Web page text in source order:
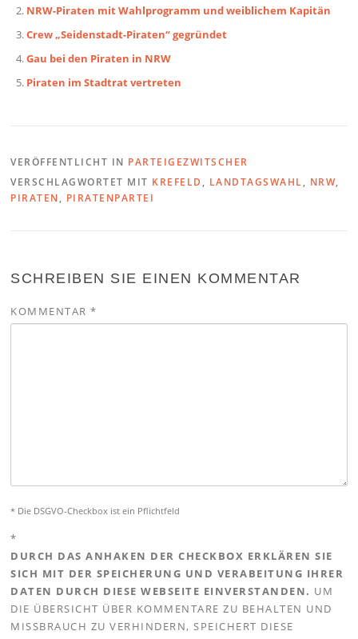
NRW-Piraten mit Wahlprogramm und weiblichem Kapitän
Crew „Seidenstadt-Piraten“ gegründet
Gau bei den Piraten in NRW
Piraten im Stadtrat vertreten
VERÖFFENTLICHT IN PARTEIGEZWITSCHER
VERSCHLAGWORTET MIT KREFELD , LANDTAGSWAHL, NRW,
PIRATEN, PIRATENPARTEI
SCHREIBEN SIE EINEN KOMMENTAR
KOMMENTAR*
* Die DSGVO-Checkbox ist ein Pflichtfeld
*
DURCH DAS ANHAKEN DER CHECKBOX ERKLÄREN SIE
SICH MIT DER SPEICHERUNG UND VERABEITUNG IHRER
DATEN DURCH DIESE WEBSEITE EINVERSTANDEN. UM
DIE ÜBERSICHT ÜBER KOMMENTARE ZU BEHALTEN UND
MISSBRAUCH ZU VERHINDERN, SPEICHERT DIESE